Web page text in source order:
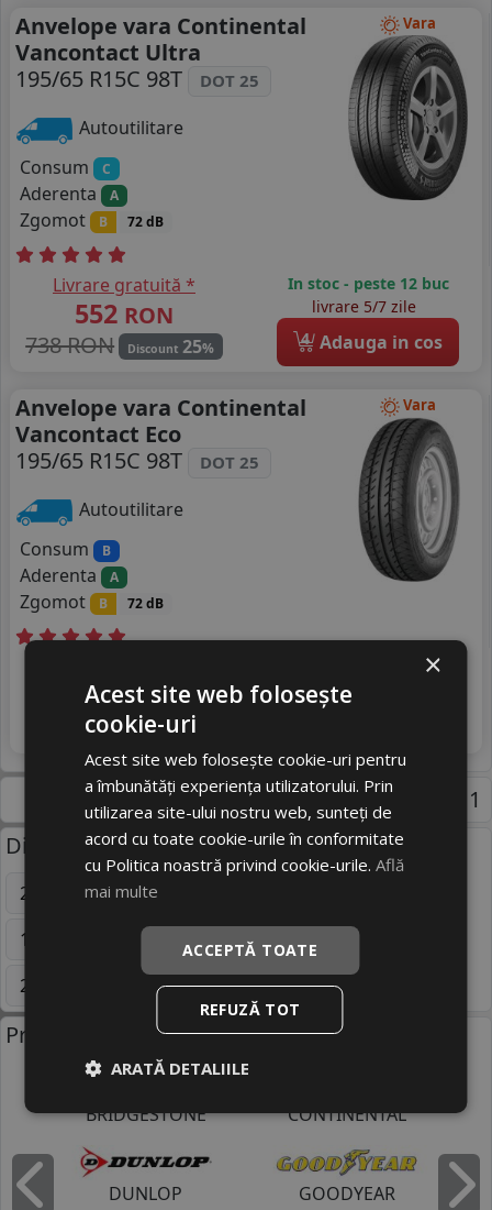
Vara
Anvelope vara Continental
Vancontact Ultra
195/65 R15C 98T
DOT 25
Autoutilitare
Consum
C
Aderenta A
Zgomot B 72 dB
Livrare gratuită *
552 RON
738 RON
Discount 25%
In stoc - peste 12 buc
livrare 5/7 zile
4 Adauga in cos
Vara
Anvelope vara Continental
Vancontact Eco
195/65 R15C 98T
DOT 25
Autoutilitare
Consum
B
Aderenta A
Zgomot B 72 dB
552RON
738 RON
Discount 25
In stoc - peste 12 buc
livrare 5/7 zile
Pagina 1
Dimensiuni uzuale anvelope:
205/55 R16 195/65 R15
175/65 R14
195/65 R16C
195/55 R15
245/40 R18
195/50 R15 Mai multe
Producatori anvelope:
BRIDGESTONE CONTINENTAL
DUNLOP GOODYEAR
×
Acest site web folosește
cookie-uri
Acest site web folosește cookie-uri pentru
a îmbunătăți experiența utilizatorului. Prin
utilizarea site-ului nostru web, sunteți de
acord cu toate cookie-urile în conformitate
cu Politica noastră privind cookie-urile.Află
mai multe
ACCEPTĂ TOATE
REFUZĂ TOT
ARATĂ DETALIILE